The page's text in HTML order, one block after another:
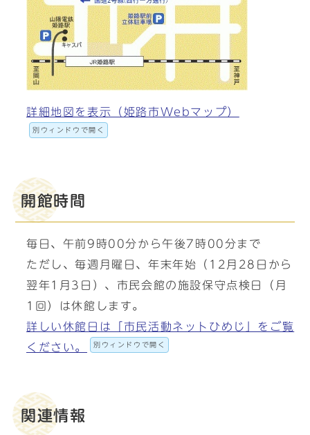
詳細地図を表示（姫路市Webマップ）
別ウィンドウで開く
開館時間
毎日、午前9時00分から午後7時00分まで
ただし、毎週月曜日、年末年始（12月28日から
翌年1月3日）、市民会館の施設保守点検日（月
1回）は休館します。
詳しい休館日は「市民活動ネットひめじ」をご覧
ください。
別ウィンドウで開く
関連情報